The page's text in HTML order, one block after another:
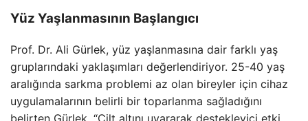
Yüz Yaşlanmasının Başlangıcı
Prof. Dr. Ali Gürlek, yüz yaşlanmasına dair farklı yaş
gruplarındaki yaklaşımları değerlendiriyor. 25-40 yaş
aralığında sarkma problemi az olan bireyler için cihaz
uygulamalarının belirli bir toparlanma sağladığını
belirten Gürlek, “Cilt altını uyararak destekleyici etki